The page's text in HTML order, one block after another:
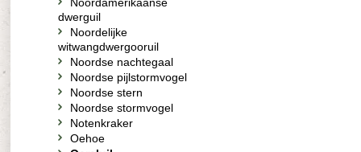
dwerguil
Noordelijke
witwangdwergooruil
Noordse nachtegaal
Noordse pijlstormvogel
Noordse stern
Noordse stormvogel
Notenkraker
Oehoe